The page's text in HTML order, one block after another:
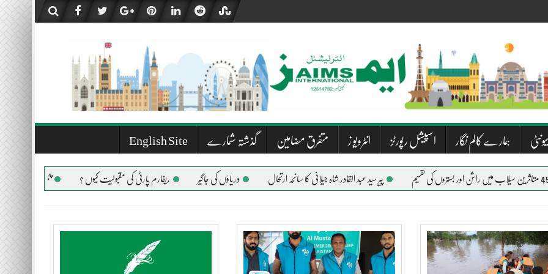
ہمارے کالم نگار اسپیشل رپورٹز انٹرویو ز متفرق مضامین گذشتہ شمارے English Site
پیر سید عبد القادر شاہ جیلانی کا سانحہ ارتحال دریاؤں کی جاگیر ریفارم پارٹی کی مقبولیت کیوں ؟ پیغمبر اسلام صلی